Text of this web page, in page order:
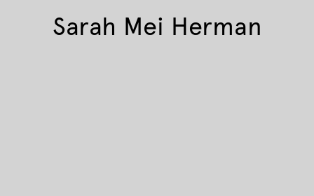
Sarah Mei Herman